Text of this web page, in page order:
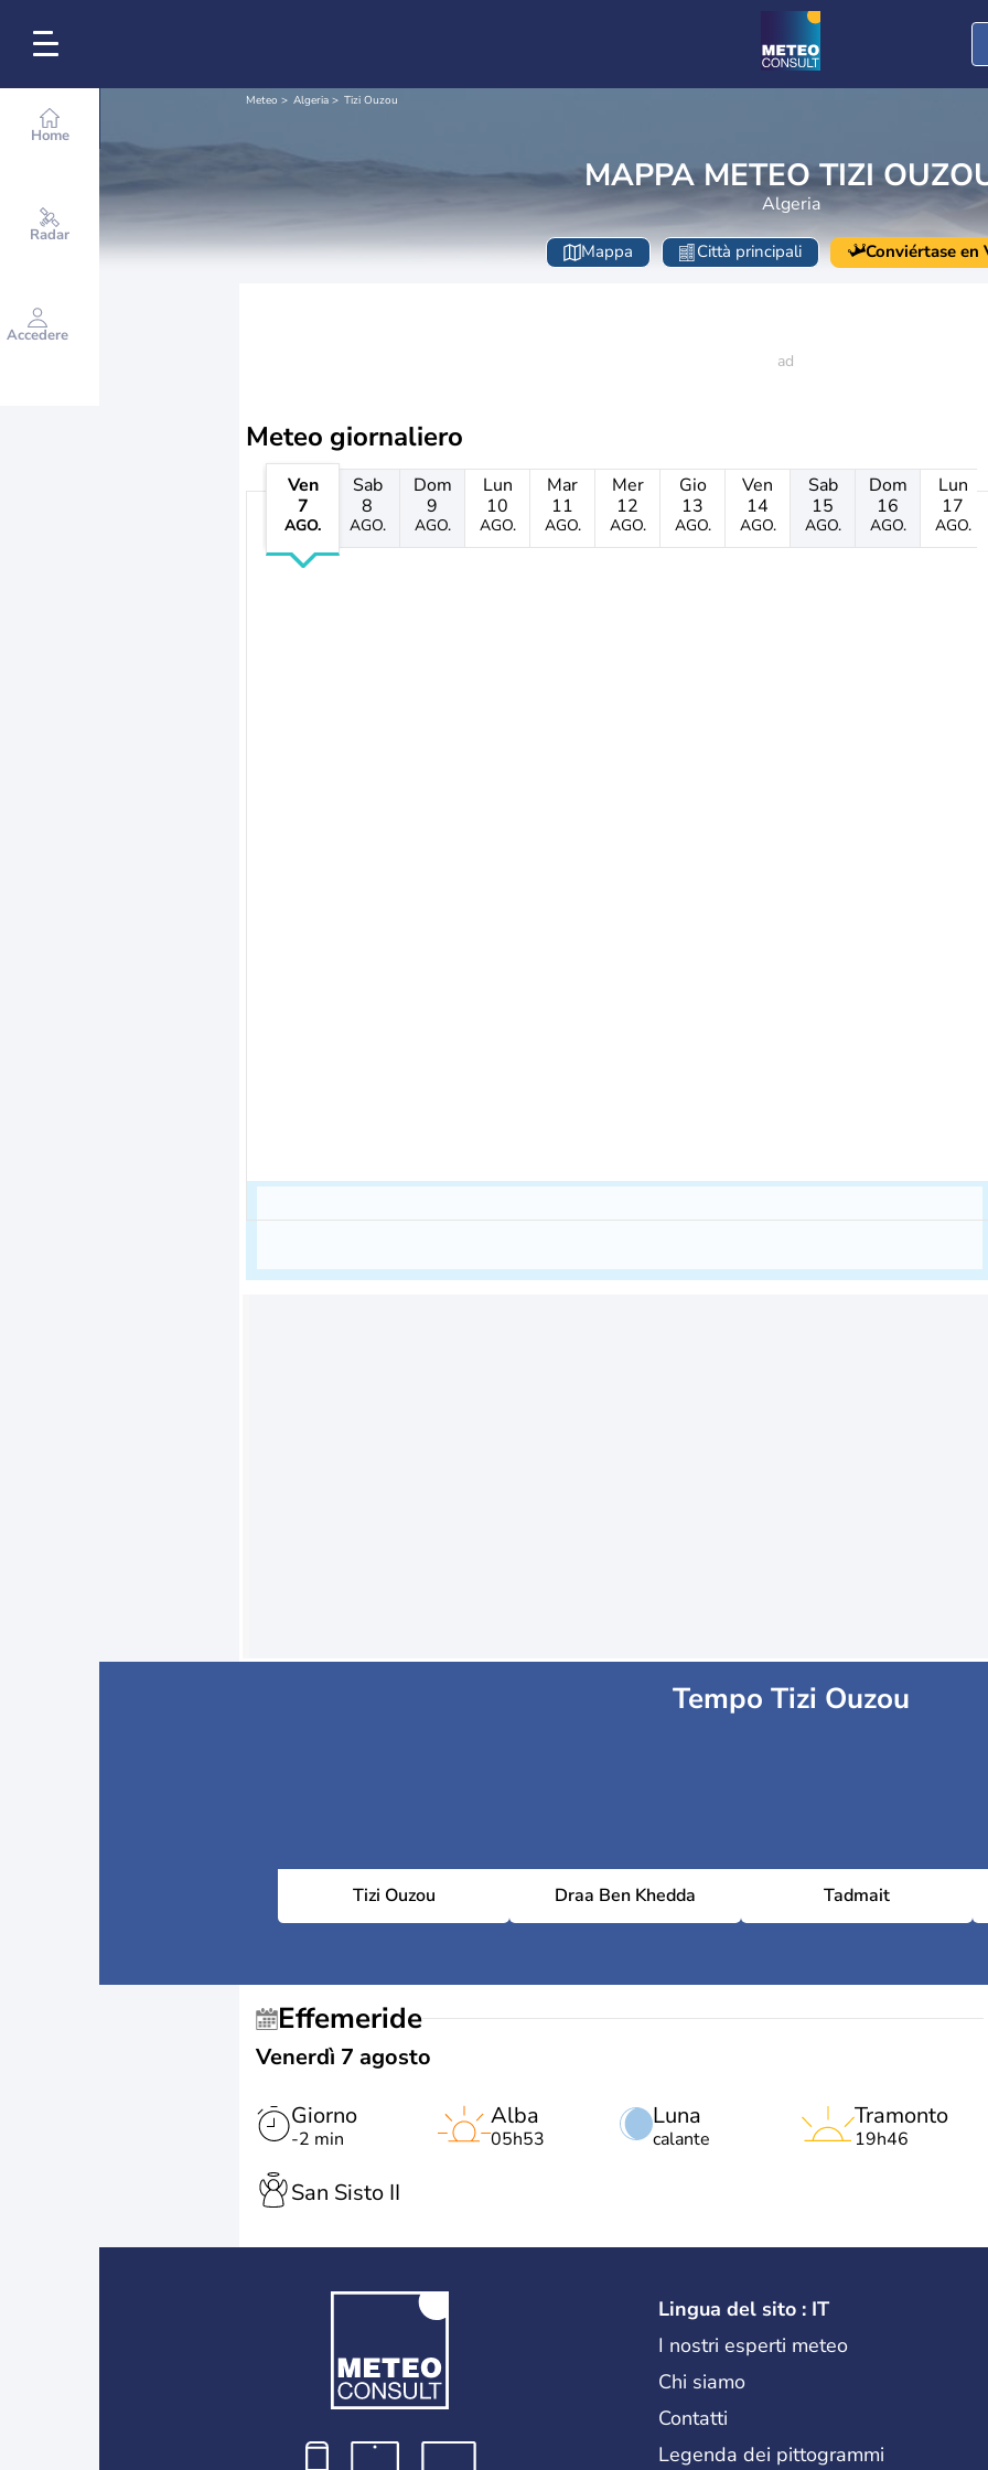
Home
Radar
Accedere
Meteo Algeria Tizi Ouzou
MAPPA METEO TIZI
Algeria
Mappa Città principali Conviértase en
Meteo giornaliero
Ven
7
AGO.
Sab
8
AGO.
Dom
9
AGO.
Lun
10
AGO.
Mar
11
AGO.
Mer
12
AGO.
Gio
13
AGO.
Ven
14
AGO.
Sab
15
AGO.
Dom
16
AGO.
Lun
17
AGO.
Tempo Tizi Ouzou
Tizi Ouzou Draa Ben Khedda Tadmait
Effemeride
Venerdì 7 agosto
Giorno
-2 min
Luna
calante
Alba
05h53
Tramonto
19h46
San Sisto II
Lingua del sito : IT
I nostri esperti meteo
Chi siamo
Contatti
Legenda dei pittogrammi